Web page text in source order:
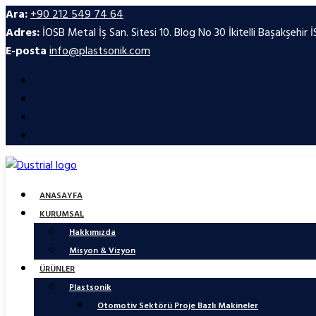
Ara:+90 212 549 74 64
Adres:İOSB Metal İş San. Sitesi 10. Blog No 30 İkitelli Başakşehir
E-postainfo@plastsonik.com
ANASAYFA
KURUMSAL
Hakkımızda
Misyon & Vizyon
ÜRÜNLER
Plastsonik
Otomotiv Sektörü Proje Bazlı Makineler